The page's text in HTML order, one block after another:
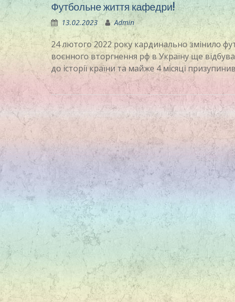
Футбольне життя кафедри!
13.02.2023 Admin
24 лютого 2022 року кардинально змінило
воєнного вторгнення рф в Україну ще
до історії країни та майже 4 місяці